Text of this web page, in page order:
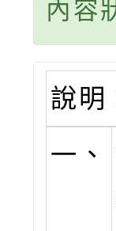
內容
說明
一、